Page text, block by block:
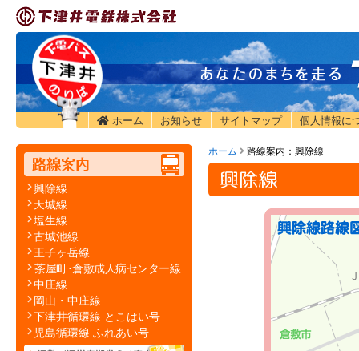
ホーム お知らせ サイトマップ 個人情報に
ホーム 路線案内：興除線
興除線
興除線
天城線
塩生線
古城池線
王子ヶ岳線
茶屋町･倉敷成人病センター線
中庄線
岡山・中庄線
下津井循環線 とこはい号
児島循環線 ふれあい号